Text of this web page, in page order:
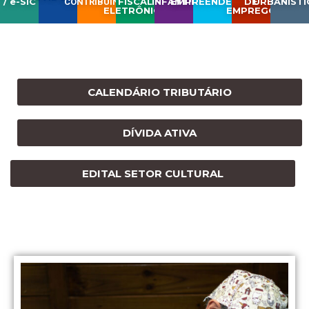
ELETRÔNICA
EMPREGO
CALENDÁRIO TRIBUTÁRIO
DÍVIDA ATIVA
EDITAL SETOR CULTURAL